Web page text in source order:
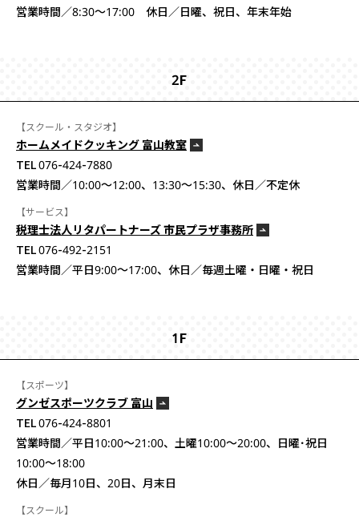
営業時間／8:30〜17:00 休日／日曜、祝日、年末年始
2F
【スクール・スタジオ】
ホームメイドクッキング 富山教室
TEL 076-424-7880
営業時間／10:00～12:00、13:30～15:30、休日／不定休
【サービス】
税理士法人リタパートナーズ 市民プラザ事務所
TEL 076-492-2151
営業時間／平日9:00〜17:00、休日／毎週土曜・日曜・祝日
1F
【スポーツ】
グンゼスポーツクラブ 富山
TEL 076-424-8801
営業時間／平日10:00〜21:00、土曜10:00〜20:00、日曜･祝日
10:00〜18:00
休日／毎月10日、20日、月末日
【スクール】